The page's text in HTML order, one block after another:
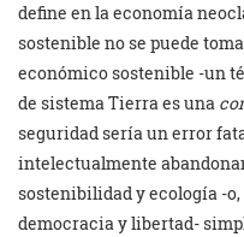
define en la economía
sostenible no se puede
económico sostenible -un
de sistema Tierra es una
seguridad sería un error
intelectualmente
sostenibilidad y ecología -
democracia y libertad-